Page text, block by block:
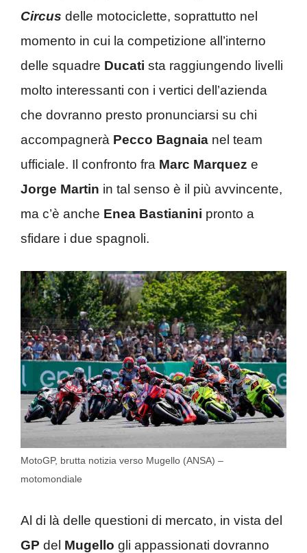
Circus delle motociclette, soprattutto nel
momento in cui la competizione all’interno
delle squadre Ducati sta raggiungendo livelli
molto interessanti con i vertici dell’azienda
che dovranno presto pronunciarsi su chi
accompagnerà Pecco Bagnaia nel team
ufficiale. Il confronto fra Marc Marquez e
Jorge Martin in tal senso è il più avvincente,
ma c’è anche Enea Bastianini pronto a
sfidare i due spagnoli.
MotoGP, brutta notizia verso Mugello (ANSA) –
motomondiale
Al di là delle questioni di mercato, in vista del
GP del Mugello gli appassionati dovranno